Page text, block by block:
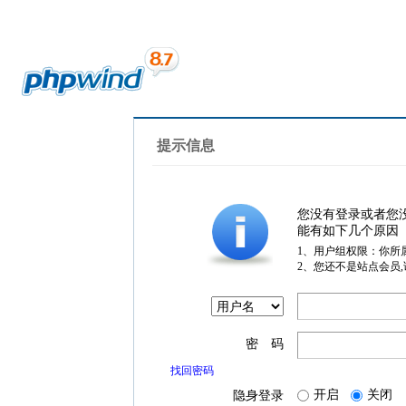
提示信息
您没有登录或者您
能有如下几个原因
1、用户组权限：你所
2、您还不是站点会员
密 码
找回密码
隐身登录 开启 关闭